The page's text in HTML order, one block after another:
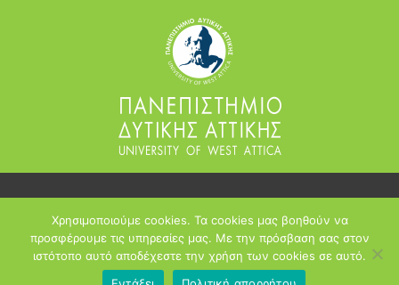
e
r
opensoft.sch.gr
Πανελλήνιο Σχολικό Δίκτυο
Χρησιμοποιούμε cookies. Τα cookies μας βοηθούν να
προσφέρουμε τις υπηρεσίες μας. Με την πρόσβαση σας στον
ιστότοπο αυτό αποδέχεστε την χρήση των cookies σε αυτό.